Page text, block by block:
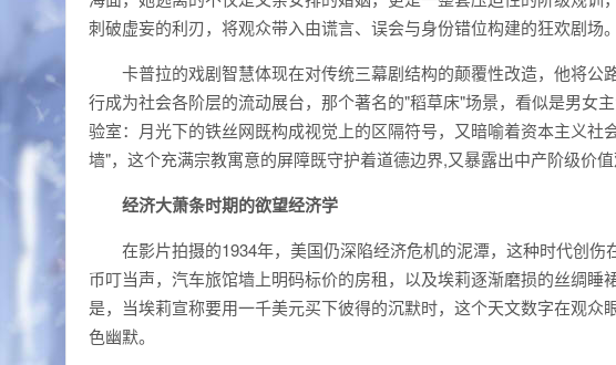
刺破虚妄的利刃，将观众带入由谎言、误会与身份错位构建的狂欢剧场。
卡普拉的戏剧智慧体现在对传统三幕剧结构的颠覆性改造，他将
行成为社会各阶层的流动展台，那个著名的"稻草床"场景，看似是男女
验室：月光下的铁丝网既构成视觉上的区隔符号，又暗喻着资本主义社
墙"，这个充满宗教寓意的屏障既守护着道德边界,又暴露出中产阶级价值
经济大萧条时期的欲望经济学
在影片拍摄的1934年，美国仍深陷经济危机的泥潭，这种时代创
币叮当声，汽车旅馆墙上明码标价的房租，以及埃莉逐渐磨损的丝绸
是，当埃莉宣称要用一千美元买下彼得的沉默时，这个天文数字在观
色幽默。